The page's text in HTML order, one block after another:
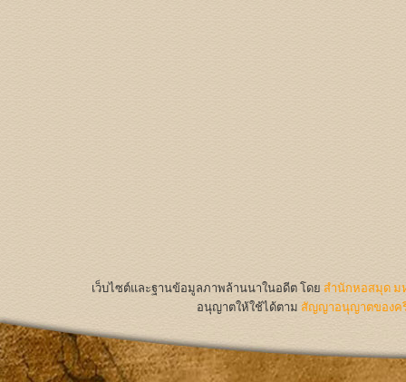
เว็บไซต์และฐานข้อมูลภาพล้านนาในอดีต โดย สำนักหอสมุด ม
อนุญาตให้ใช้ได้ตาม สัญญาอนุญาตของค